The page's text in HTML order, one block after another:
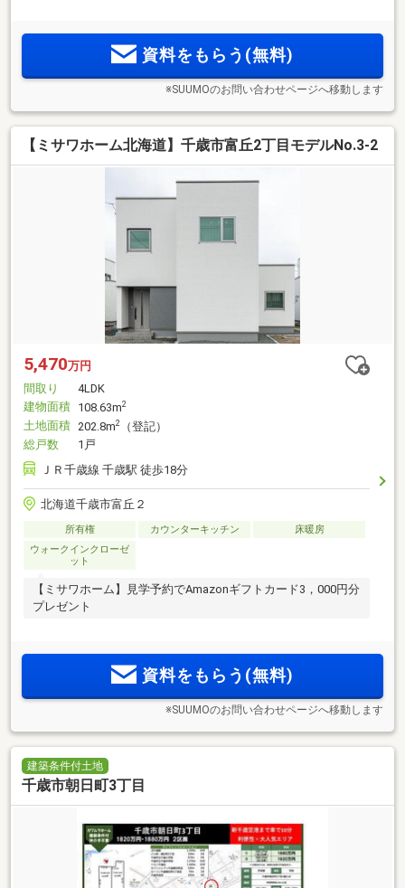
資料をもらう(無料)
※SUUMOのお問い合わせページへ移動します
【ミサワホーム北海道】千歳市富丘2丁目モデルNo.3-2
5,470万円
間取り
4LDK
建物面積 108.63m2
土地面積 202.8m2
（登記）
総戸数
1戸
ＪＲ千歳線 千歳駅 徒歩18分
北海道千歳市富丘２
所有権 カウンターキッチン
床暖房
ウォークインクローゼ
ット
【ミサワホーム】見学予約でAmazonギフトカード3，000円分
プレゼント
資料をもらう(無料)
※SUUMOのお問い合わせページへ移動します
建築条件付土地
千歳市朝日町3丁目